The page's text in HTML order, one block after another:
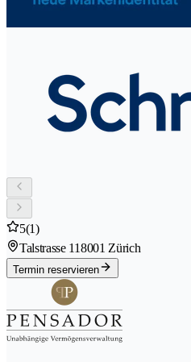
5(1)
Talstrasse 118001 Zürich
Termin reservieren